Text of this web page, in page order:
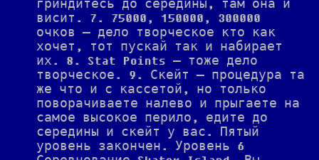
гриндитесь до середины, там она и
висит. 7. 75000, 150000, 300000
очков — дело творческое кто как
хочет, тот пускай так и набирает
их. 8. Stat Points — тоже дело
творческое. 9. Скейт — процедура та
же что и с кассетой, но только
поворачиваете налево и прыгаете на
самое высокое перило, едите до
середины и скейт у вас. Пятый
уровень закончен. Уровень 6